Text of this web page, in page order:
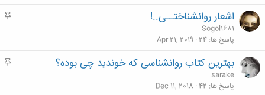
م
اشعار روانشناختــی..!
Sogol1681
پاسخ ها 24
Apr 21, 2019
م
بهترین کتاب روانشناسی که خوندید چی بوده؟
sarake
پاسخ ها 42
Dec 11, 2018